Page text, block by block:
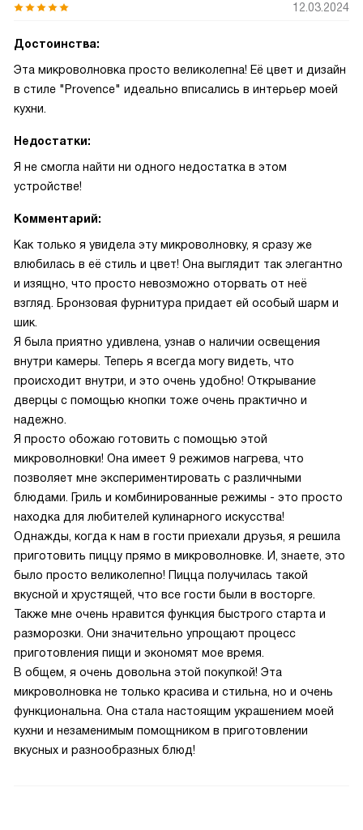
12.03.2024
Достоинства:
Эта микроволновка просто великолепна! Её цвет и дизайн
в стиле "Provence" идеально вписались в интерьер моей
кухни.
Недостатки:
Я не смогла найти ни одного недостатка в этом
устройстве!
Комментарий:
Как только я увидела эту микроволновку, я сразу же
влюбилась в её стиль и цвет! Она выглядит так элегантно
и изящно, что просто невозможно оторвать от неё
взгляд. Бронзовая фурнитура придает ей особый шарм и
шик.
Я была приятно удивлена, узнав о наличии освещения
внутри камеры. Теперь я всегда могу видеть, что
происходит внутри, и это очень удобно! Открывание
дверцы с помощью кнопки тоже очень практично и
надежно.
Я просто обожаю готовить с помощью этой
микроволновки! Она имеет 9 режимов нагрева, что
позволяет мне экспериментировать с различными
блюдами. Гриль и комбинированные режимы - это просто
находка для любителей кулинарного искусства!
Однажды, когда к нам в гости приехали друзья, я решила
приготовить пиццу прямо в микроволновке. И, знаете, это
было просто великолепно! Пицца получилась такой
вкусной и хрустящей, что все гости были в восторге.
Также мне очень нравится функция быстрого старта и
разморозки. Они значительно упрощают процесс
приготовления пищи и экономят мое время.
В общем, я очень довольна этой покупкой! Эта
микроволновка не только красива и стильна, но и очень
функциональна. Она стала настоящим украшением моей
кухни и незаменимым помощником в приготовлении
вкусных и разнообразных блюд!